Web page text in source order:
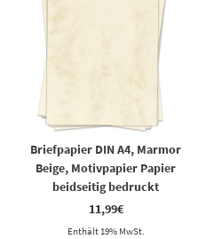
Briefpapier DIN A4, Marmor
Beige, Motivpapier Papier
beidseitig bedruckt
11,99€
Enthält 19% MwSt.